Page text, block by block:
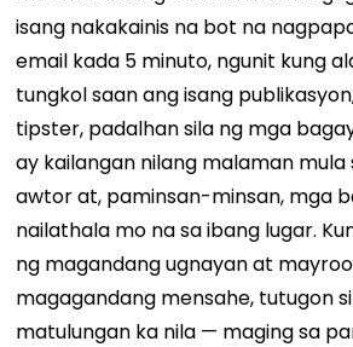
isang nakakainis na bot na
email kada 5 minuto, ngunit kung
tungkol saan ang isang
tipster, padalhan sila ng mga
ay kailangan nilang malaman mula
awtor at, paminsan-minsan, mga
nailathala mo na sa ibang lugar.
ng magandang ugnayan at
magagandang mensahe, tutugon
matulungan ka nila — maging sa